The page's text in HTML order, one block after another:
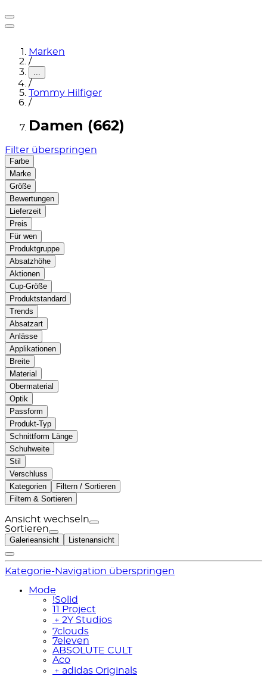
Marken
/
...
/
Tommy Hilfiger
/
Damen (662)
Filter überspringen
Farbe
Marke
Größe
Bewertungen
Lieferzeit
Preis
Für wen
Produktgruppe
Absatzhöhe
Aktionen
Cup-Größe
Produktstandard
Trends
Absatzart
Anlässe
Applikationen
Breite
Material
Obermaterial
Optik
Passform
Produkt-Typ
Schnittform Länge
Schuhweite
Stil
Verschluss
Kategorien
Filtern / Sortieren
Filtern & Sortieren
Ansicht wechseln
Sortieren
Galerieansicht Listenansicht
Kategorie-Navigation überspringen
Mode
!Solid
11 Project
﹢ 2Y Studios
7clouds
7eleven
ABSOLUTE CULT
Aco
﹢ adidas Originals